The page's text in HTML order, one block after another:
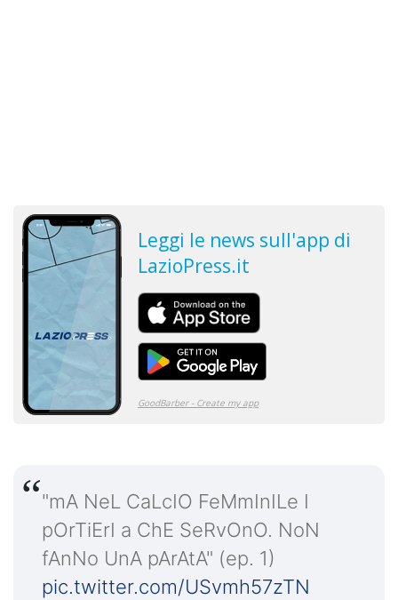
"mA NeL CaLcIO FeMmInILe I
pOrTiErI a ChE SeRvOnO. NoN
fAnNo UnA pArAtA" (ep. 1)
pic.twitter.com/USvmh57zTN